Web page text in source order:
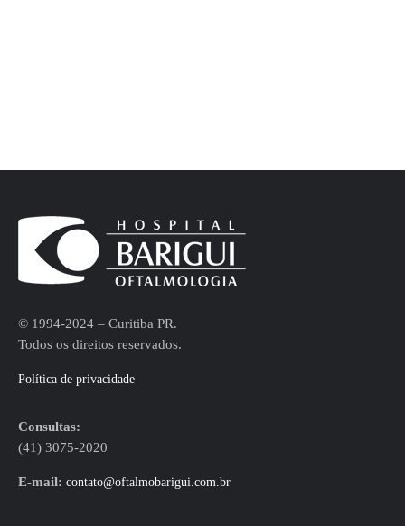
© 1994-2024 – Curitiba PR.
Todos os direitos reservados.
Política de privacidade
Consultas:
(41) 3075-2020
E-mail: contato@oftalmobarigui.com.br